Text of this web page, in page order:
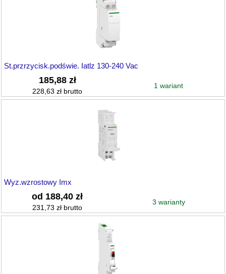
St.przrzycisk.podświe. Iatlz 130-240 Vac
185,88 zł
228,63 zł brutto
1 wariant
Wyz.wzrostowy Imx
od 188,40 zł
231,73 zł brutto
3 warianty